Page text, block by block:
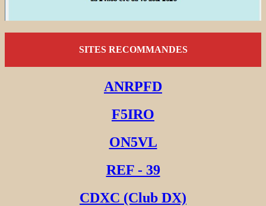
SITES RECOMMANDES
ANRPFD
F5IRO
ON5VL
REF - 39
CDXC (Club DX)